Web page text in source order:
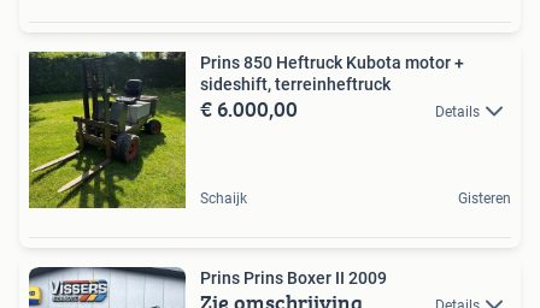
Prins 850 Heftruck Kubota motor +
sideshift, terreinheftruck
€ 6.000,00 Details
Schaijk Gisteren
Prins Prins Boxer II 2009